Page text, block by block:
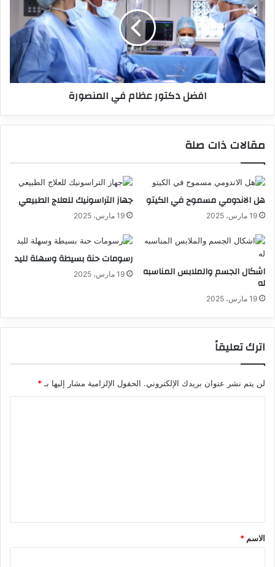
افضل دكتور عظام في المنصورة
مقالات ذات صلة
هل الاندومي مسموح في الكيتو
19 مارس، 2025
جهاز التراسونيك للعلاج الطبيعي
19 مارس، 2025
اشكال الجسم والملابس المناسبه
له
19 مارس، 2025
رسومات حنة بسيطة وسهلة لليد
19 مارس، 2025
اترك تعليقاً
لن يتم نشر عنوان بريدك الإلكتروني. الحقول الإلزامية مشار إليها بـ *
*
الاسم *